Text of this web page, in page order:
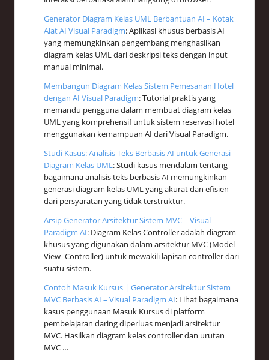
Generator Diagram Kelas UML Berbantuan AI – Kotak
Alat AI Visual Paradigm: Aplikasi khusus berbasis AI
yang memungkinkan pengembang menghasilkan
diagram kelas UML dari deskripsi teks dengan input
manual minimal.
Membangun Diagram Kelas Sistem Pemesanan Hotel
dengan AI Visual Paradigm: Tutorial praktis yang
memandu pengguna dalam membuat diagram kelas
UML yang komprehensif untuk sistem reservasi hotel
menggunakan kemampuan AI dari Visual Paradigm.
Studi Kasus: Analisis Teks Berbasis AI untuk Generasi
Diagram Kelas UML: Studi kasus mendalam tentang
bagaimana analisis teks berbasis AI memungkinkan
generasi diagram kelas UML yang akurat dan efisien
dari persyaratan yang tidak terstruktur.
Arsip Generator Arsitektur Sistem MVC – Visual
Paradigm AI: Diagram Kelas Controller adalah diagram
khusus yang digunakan dalam arsitektur MVC (Model–
View–Controller) untuk mewakili lapisan controller dari
suatu sistem.
Contoh Masuk Kursus | Generator Arsitektur Sistem
MVC Berbasis AI – Visual Paradigm AI: Lihat bagaimana
kasus penggunaan Masuk Kursus di platform
pembelajaran daring diperluas menjadi arsitektur
MVC. Hasilkan diagram kelas controller dan urutan
MVC …